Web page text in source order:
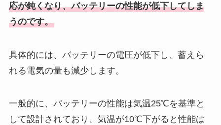
応が鈍くなり、バッテリーの性能が低下してしま
うのです。
具体的には、バッテリーの電圧が低下し、蓄えら
れる電気の量も減少します。
一般的に、バッテリーの性能は気温25℃を基準と
して設計されており、気温が10℃下がると性能は